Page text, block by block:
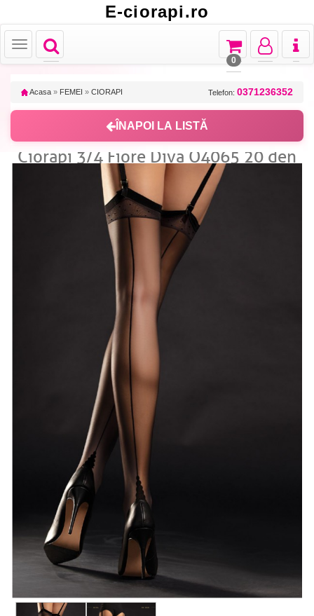
E-ciorapi.ro
Toggle
navigation
Toggle
Toggle
navigation
Toggle
navigation
Toggle
navigation
0
Acasa » FEMEI » CIORAPI Telefon: 0371236352
ÎNAPOI LA LISTĂ
Ciorapi 3/4 Fiore Diva O4065 20 den